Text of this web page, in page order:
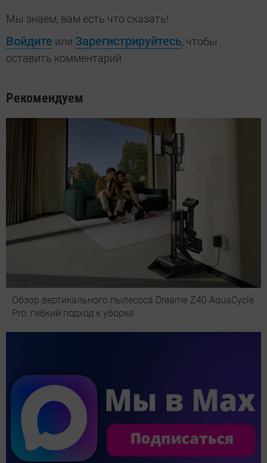
Мы знаем, вам есть что сказать!
Войдите или Зарегистрируйтесь, чтобы
оставить комментарий
Рекомендуем
Обзор вертикального пылесоса Dreame Z40 AquaCycle
Pro: гибкий подход к уборке